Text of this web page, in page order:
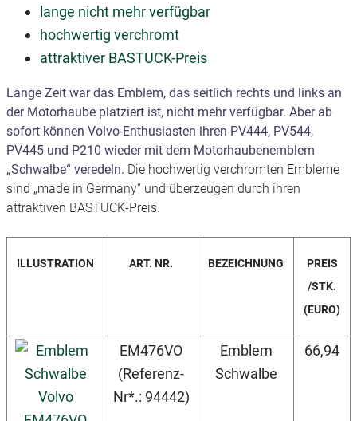
lange nicht mehr verfügbar
hochwertig verchromt
attraktiver BASTUCK-Preis
Lange Zeit war das Emblem, das seitlich rechts und links an
der Motorhaube platziert ist, nicht mehr verfügbar. Aber ab
sofort können Volvo-Enthusiasten ihren PV444, PV544,
PV445 und P210 wieder mit dem Motorhaubenemblem
„Schwalbe“ veredeln. Die hochwertig verchromten Embleme
sind „made in Germany“ und überzeugen durch ihren
attraktiven BASTUCK-Preis.
ILLUSTRATION ART. NR. BEZEICHNUNG
PREIS
/STK.
(EURO)
EM476VO
(Referenz-
Nr*.: 94442)
Emblem
Schwalbe
66,94